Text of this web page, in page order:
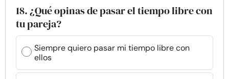
18. ¿Qué opinas de pasar el tiempo libre con
tu pareja?
Siempre quiero pasar mi tiempo libre con
ellos